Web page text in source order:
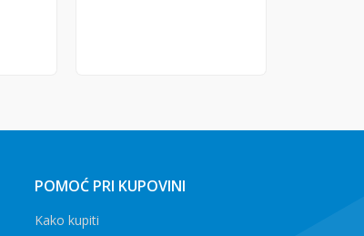
POMOĆ PRI KUPOVINI
Kako kupiti